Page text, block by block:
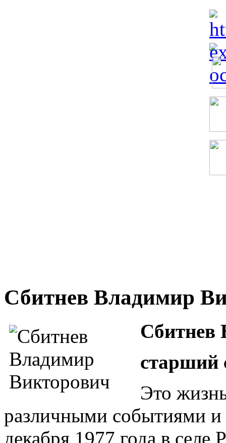
Сбитнев Владимир
Сбитнев
cтарший
Это
различными событиями
декабря 1977 года в селе